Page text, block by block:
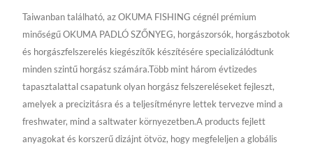
Taiwanban található, az OKUMA FISHING cégnél prémium
minőségű OKUMA PADLÓ SZŐNYEG, horgászorsók, horgászbotok
és horgászfelszerelés kiegészítők készítésére specializálódtunk
minden szintű horgász számára.Több mint három évtizedes
tapasztalattal csapatunk olyan horgász felszereléseket fejleszt,
amelyek a precizitásra és a teljesítményre lettek tervezve mind a
freshwater, mind a saltwater környezetben.A products fejlett
anyagokat és korszerű dizájnt ötvöz, hogy megfeleljen a globális